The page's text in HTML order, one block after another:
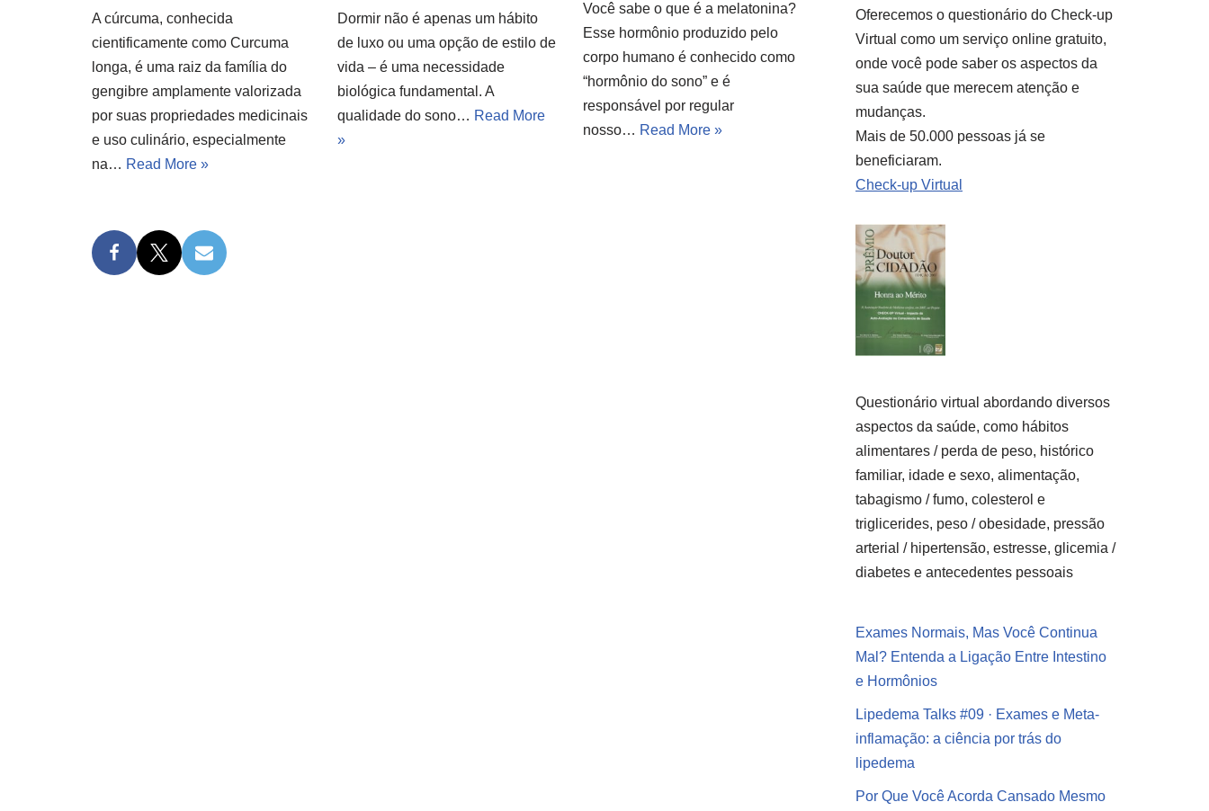
A cúrcuma, conhecida
cientificamente como Curcuma
longa, é uma raiz da família do
gengibre amplamente valorizada
por suas propriedades medicinais
e uso culinário, especialmente
na… Read More »
Dormir não é apenas um hábito
de luxo ou uma opção de estilo de
vida – é uma necessidade
biológica fundamental. A
qualidade do sono… Read More
»
Você sabe o que é a melatonina?
Esse hormônio produzido pelo
corpo humano é conhecido como
“hormônio do sono” e é
responsável por regular
nosso… Read More »
Oferecemos o questionário do Check-up
Virtual como um serviço online gratuito,
onde você pode saber os aspectos da
sua saúde que merecem atenção e
mudanças.
Mais de 50.000 pessoas já se
beneficiaram.
Check-up Virtual
Questionário virtual abordando diversos
aspectos da saúde, como hábitos
alimentares / perda de peso, histórico
familiar, idade e sexo, alimentação,
tabagismo / fumo, colesterol e
triglicerides, peso / obesidade, pressão
arterial / hipertensão, estresse, glicemia /
diabetes e antecedentes pessoais
Exames Normais, Mas Você Continua
Mal? Entenda a Ligação Entre Intestino
e Hormônios
Lipedema Talks #09 · Exames e Meta-
inflamação: a ciência por trás do
lipedema
Por Que Você Acorda Cansado Mesmo